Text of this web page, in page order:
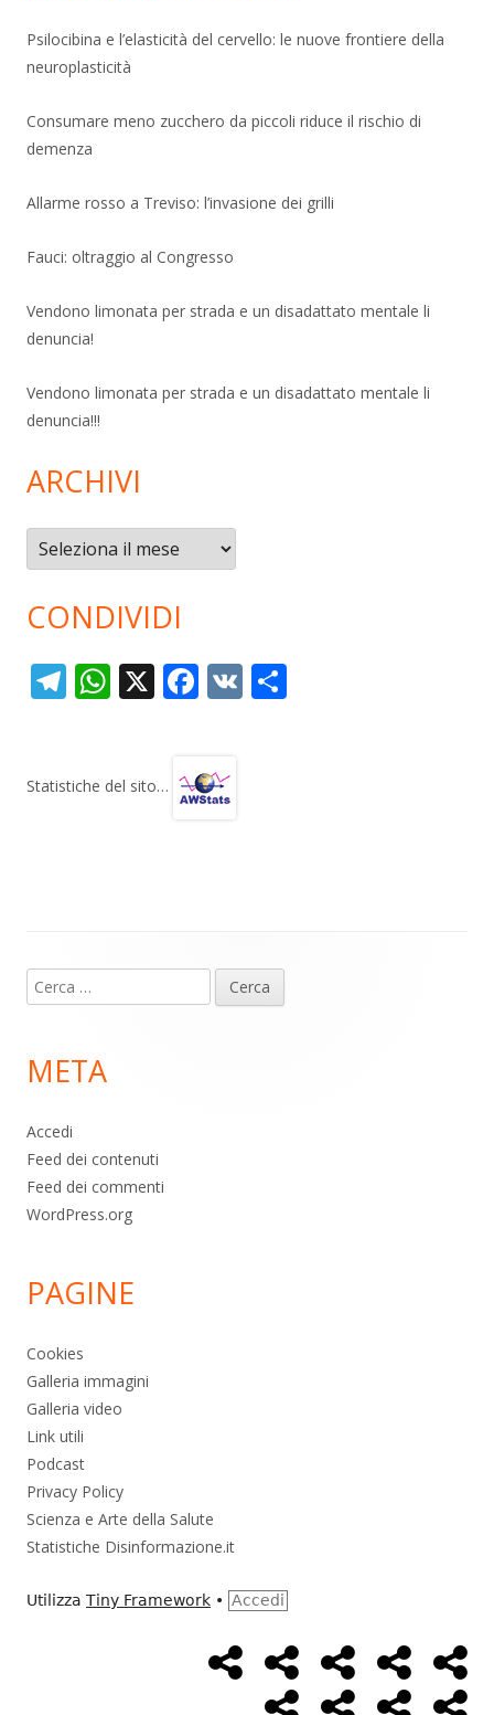
Psilocibina e l’elasticità del cervello: le nuove frontiere della
neuroplasticità
Consumare meno zucchero da piccoli riduce il rischio di
demenza
Allarme rosso a Treviso: l’invasione dei grilli
Fauci: oltraggio al Congresso
Vendono limonata per strada e un disadattato mentale li
denuncia!
Vendono limonata per strada e un disadattato mentale li
denuncia!!!
ARCHIVI
Archivi
CONDIVIDI
T
gr
W
s
X F
b
V
Statistiche del sito…
piè
pagina
Ricerca
per:
META
Accedi
Feed dei contenuti
Feed dei commenti
WordPress.org
PAGINE
Cookies
Galleria immagini
Galleria video
Link utili
Podcast
Privacy Policy
Scienza e Arte della Salute
Statistiche Disinformazione.it
Utilizza Tiny Framework • Accedi
MenùHome
Page
Alimentazione
AmbienteBambini
Cancro ControlloEconomia